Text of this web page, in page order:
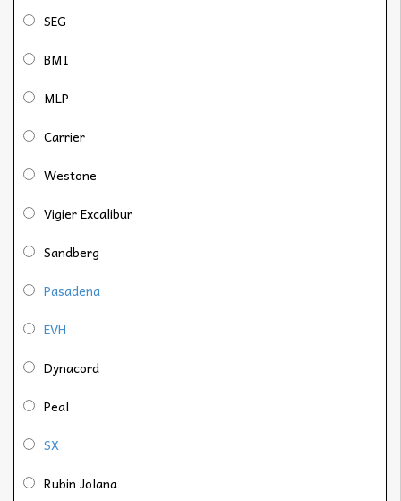
SEG
BMI
MLP
Carrier
Westone
Vigier Excalibur
Sandberg
Pasadena
EVH
Dynacord
Peal
SX
Rubin Jolana